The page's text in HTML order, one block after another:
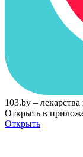
103.by –
Открыть в
Открыть